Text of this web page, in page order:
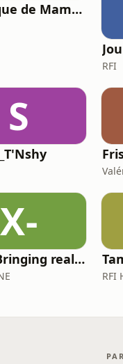
Chronique de Mamane
RFI
S
X-
XLR8 - Bringing real-w orld learnings and experiences in Life Sciences
RFI